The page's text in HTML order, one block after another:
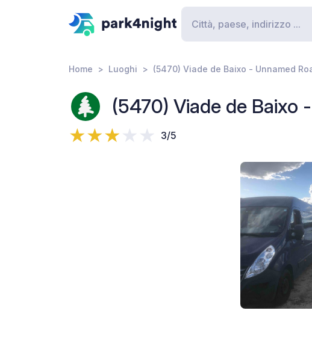
Home Luoghi (5470) Viade de Baixo - Unnamed
(5470) Viade de Baixo
3/5